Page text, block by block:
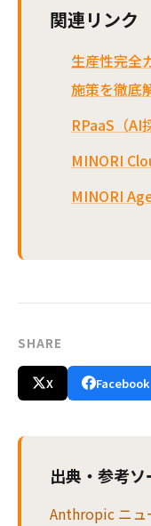
関連リンク
生産性完全
施策を徹底
RPaaS（AI
MINORI
MINORI
SHARE
X Facebook
出典・参考ソ
Anthropic ニュ